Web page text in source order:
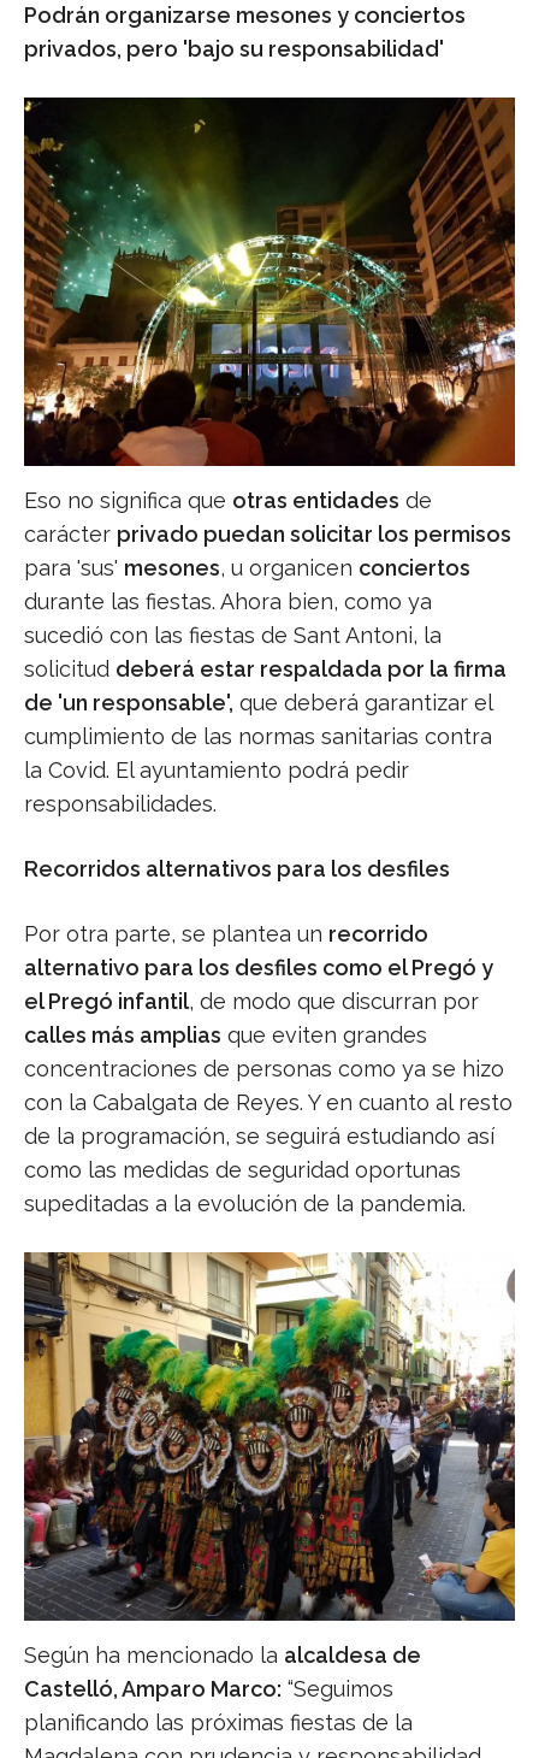
Podrán organizarse mesones y conciertos
privados, pero 'bajo su responsabilidad'
Eso no significa que otras entidades de
carácter privado puedan solicitar los permisos
para 'sus' mesones, u organicen conciertos
durante las fiestas. Ahora bien, como ya
sucedió con las fiestas de Sant Antoni, la
solicitud deberá estar respaldada por la firma
de 'un responsable', que deberá garantizar el
cumplimiento de las normas sanitarias contra
la Covid. El ayuntamiento podrá pedir
responsabilidades.
Recorridos alternativos para los desfiles
Por otra parte, se plantea un recorrido
alternativo para los desfiles como el Pregó y
el Pregó infantil, de modo que discurran por
calles más amplias que eviten grandes
concentraciones de personas como ya se hizo
con la Cabalgata de Reyes. Y en cuanto al resto
de la programación, se seguirá estudiando así
como las medidas de seguridad oportunas
supeditadas a la evolución de la pandemia.
Según ha mencionado la alcaldesa de
Castelló, Amparo Marco: “Seguimos
planificando las próximas fiestas de la